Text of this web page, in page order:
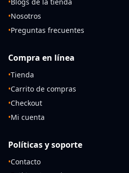
•Blogs de la tienda
•Nosotros
•Preguntas frecuentes
Compra en línea
•Tienda
•Carrito de compras
•Checkout
•Mi cuenta
Políticas y soporte
•Contacto